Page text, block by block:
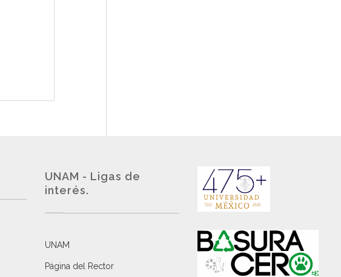
UNAM - Ligas de
interés.
UNAM
Página del Rector